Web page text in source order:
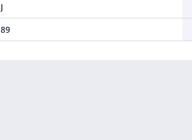
J
89